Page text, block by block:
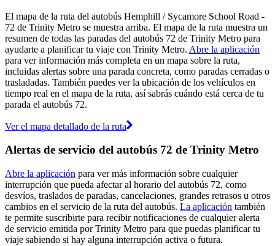
El mapa de la ruta del autobús Hemphill / Sycamore School Road -
72 de Trinity Metro se muestra arriba. El mapa de la ruta muestra un
resumen de todas las paradas del autobús 72 de Trinity Metro para
ayudarte a planificar tu viaje con Trinity Metro. Abre la aplicación
para ver información más completa en un mapa sobre la ruta,
incluidas alertas sobre una parada concreta, como paradas cerradas o
trasladadas. También puedes ver la ubicación de los vehículos en
tiempo real en el mapa de la ruta, así sabrás cuándo está cerca de tu
parada el autobús 72.
Ver el mapa detallado de la ruta
Alertas de servicio del autobús 72 de Trinity Metro
Abre la aplicación para ver más información sobre cualquier
interrupción que pueda afectar al horario del autobús 72, como
desvíos, traslados de paradas, cancelaciones, grandes retrasos u otros
cambios en el servicio de la ruta del autobús. La aplicación también
te permite suscribirte para recibir notificaciones de cualquier alerta
de servicio emitida por Trinity Metro para que puedas planificar tu
viaje sabiendo si hay alguna interrupción activa o futura.